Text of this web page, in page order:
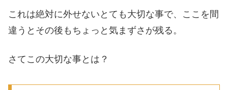
これは絶対に外せないとても大切な事で、ここを間
違うとその後もちょっと気まずさが残る。
さてこの大切な事とは？